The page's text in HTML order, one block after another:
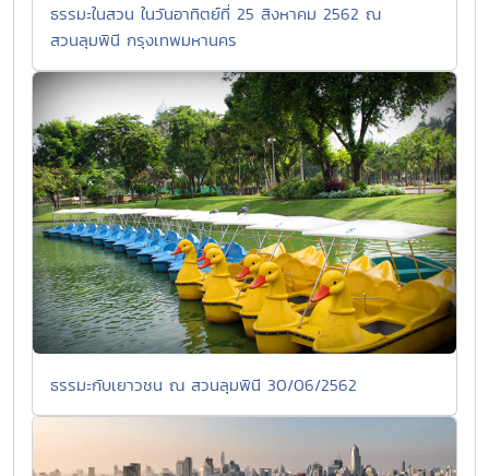
ธรรมะในสวน ในวันอาทิตย์ที่ 25 สิงหาคม 2562 ณ
สวนลุมพินี กรุงเทพมหานคร
ธรรมะกับเยาวชน ณ สวนลุมพินี 30/06/2562